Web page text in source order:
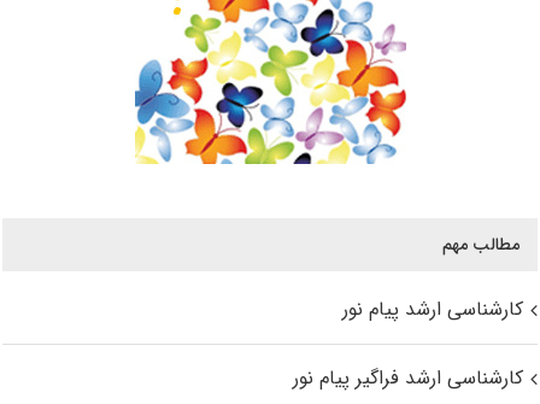
مطالب مهم
کارشناسی ارشد پیام نور
کارشناسی ارشد فراگیر پیام نور